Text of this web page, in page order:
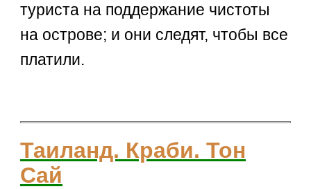
туриста на поддержание чистоты
на острове; и они следят, чтобы все
платили.
Таиланд. Краби. Тон
Сай